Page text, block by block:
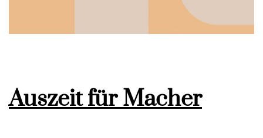
Auszeit für Macher